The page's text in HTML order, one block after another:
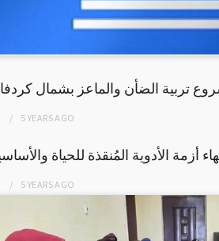
تربية الضأن والماعز بشمال
5 YEARSAGO
أزمة الأدوية المُنقذة للحياة
5 YEARSAGO